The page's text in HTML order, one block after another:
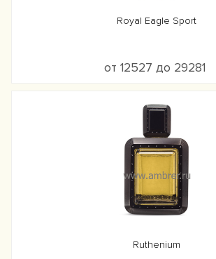
Royal Eagle Sport
от 12527 до 29281
Ruthenium